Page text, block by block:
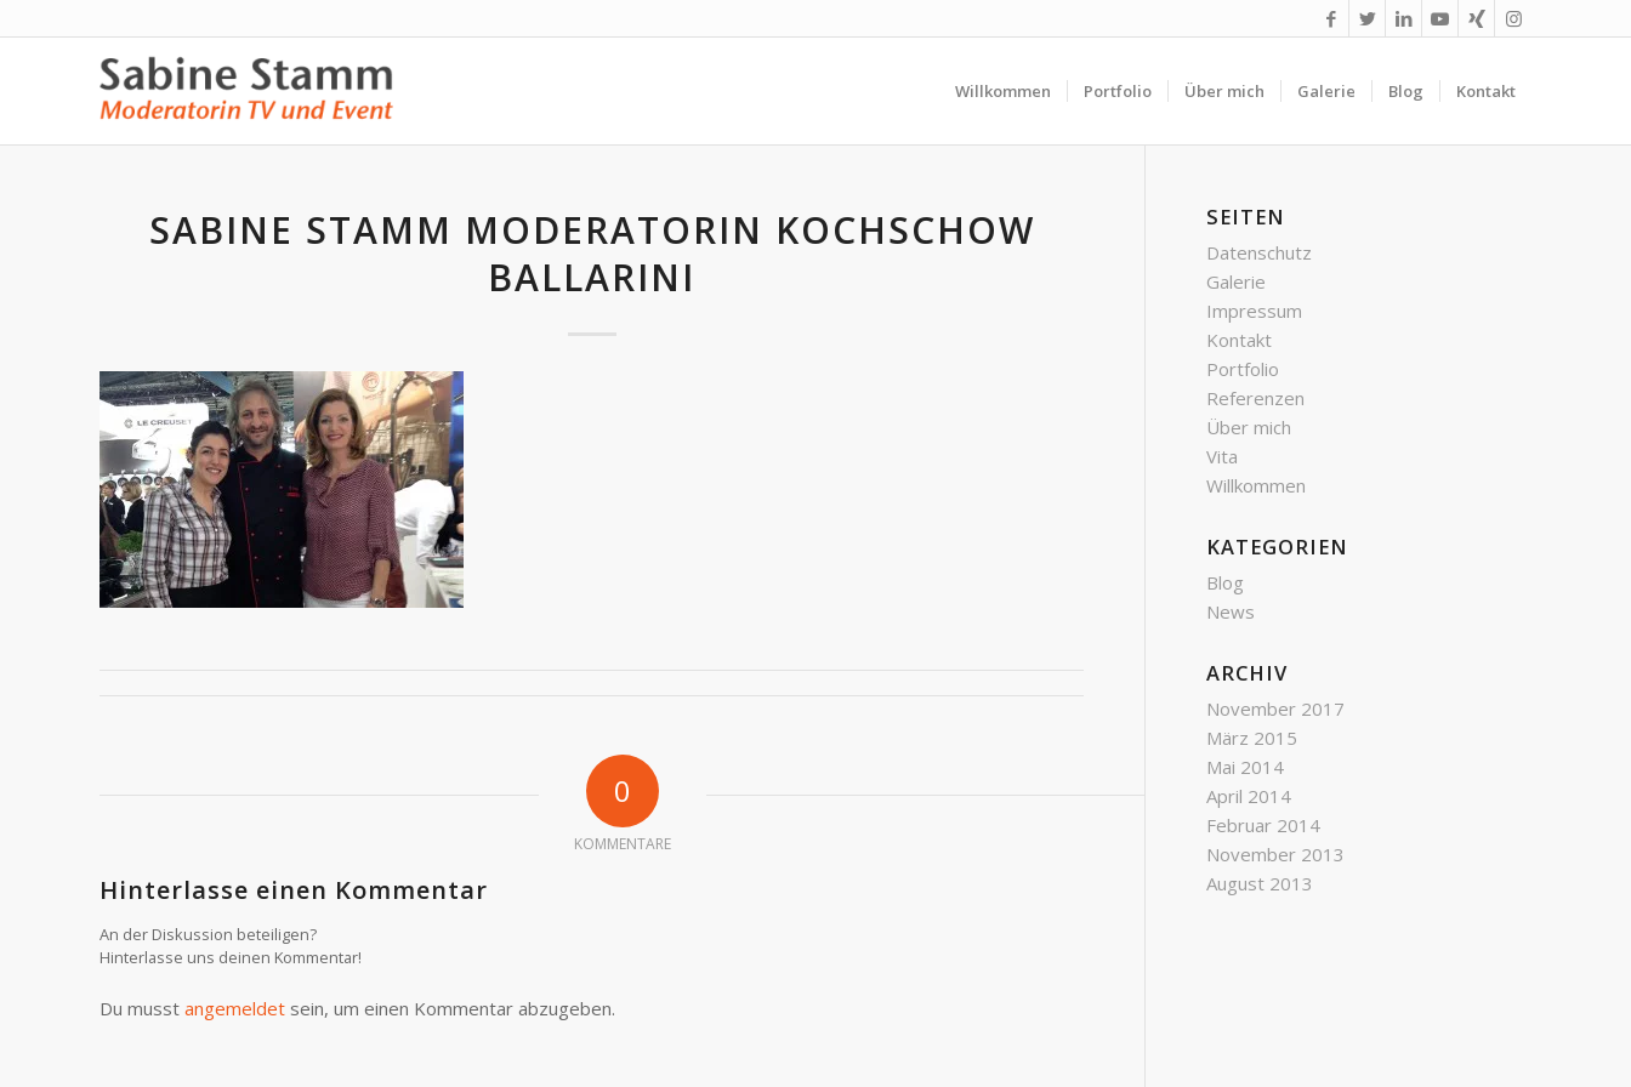
Willkommen Portfolio Über mich Galerie Blog Kontakt
SABINE STAMM MODERATORIN KOCHSCHOW
BALLARINI
0
KOMMENTARE
Hinterlasse einen Kommentar
An der Diskussion beteiligen?
Hinterlasse uns deinen Kommentar!
Du musst angemeldet sein, um einen Kommentar abzugeben.
SEITEN
Datenschutz
Galerie
Impressum
Kontakt
Portfolio
Referenzen
Über mich
Vita
Willkommen
KATEGORIEN
Blog
News
ARCHIV
November 2017
März 2015
Mai 2014
April 2014
Februar 2014
November 2013
August 2013